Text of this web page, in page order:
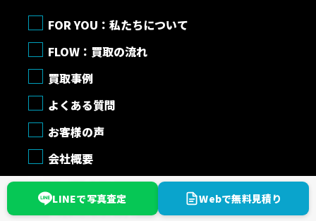
FOR YOU：私たちについて
FLOW：買取の流れ
買取事例
よくある質問
お客様の声
会社概要
お問い合わせ
個人情報保護方針
LINEで写真査定 Webで無料見積り